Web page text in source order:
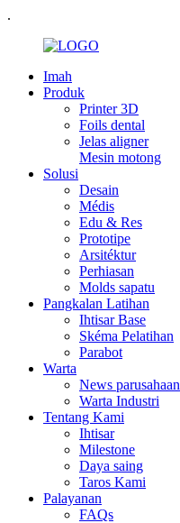
.
Imah
Produk
Printer 3D
Foils dental
Jelas aligner
Mesin motong
Solusi
Desain
Médis
Edu & Res
Prototipe
Arsitéktur
Perhiasan
Molds sapatu
Pangkalan Latihan
Ihtisar Base
Skéma Pelatihan
Parabot
Warta
News parusahaan
Warta Industri
Tentang Kami
Ihtisar
Milestone
Daya saing
Taros Kami
Palayanan
FAQs